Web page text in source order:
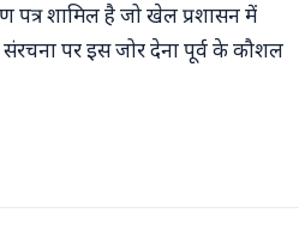
पत्र शामिल है जो खेल प्रशासन में
पर इस जोर देना पूर्व के कौशल